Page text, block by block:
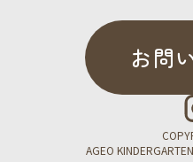
お問
AGEO